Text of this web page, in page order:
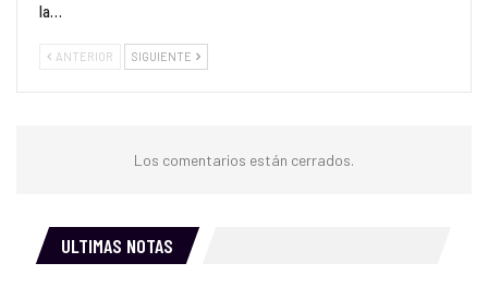
la…
ANTERIOR SIGUIENTE
Los comentarios están cerrados.
ULTIMAS NOTAS